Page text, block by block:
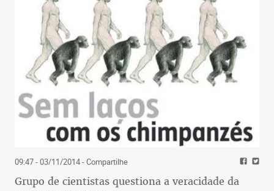
09:47 - 03/11/2014- Compartilhe
Grupo de cientistas questiona a veracidade da